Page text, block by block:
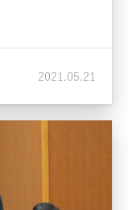
2021.05.21